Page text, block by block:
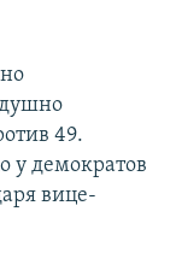
49.
у демократов
вице-